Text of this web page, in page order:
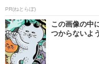
PR(ねとらぼ)
この画像の中
つからない